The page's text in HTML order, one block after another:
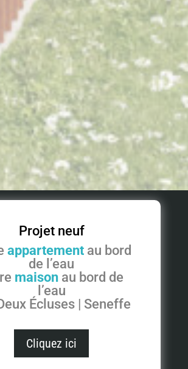
Projet neuf
appartementau bord
de l’eau
maison au bord de
l’eau
Écluses | Seneffe
Cliquez ici